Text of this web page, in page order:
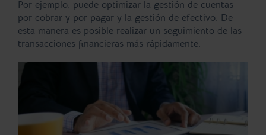
Por ejemplo, puede optimizar la gestión de cuentas
por cobrar y por pagar y la gestión de efectivo. De
esta manera es posible realizar un seguimiento de las
transacciones financieras más rápidamente.